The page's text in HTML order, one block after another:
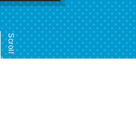
Scroll
ーなんだろうなと凄く思